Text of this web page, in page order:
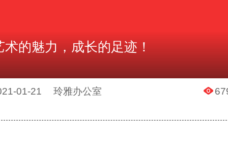
术的魅力，成长的足迹！
01-21 玲雅办公室